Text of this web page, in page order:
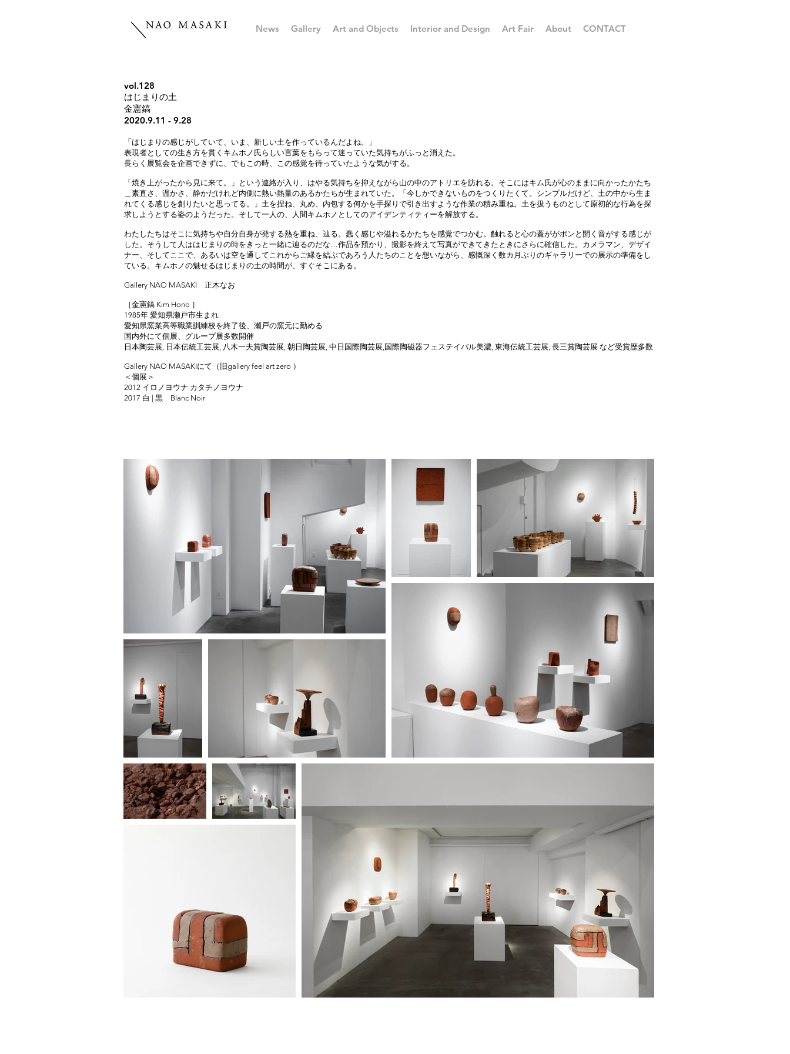
News Gallery Art and Objects Interior and Design Art Fair About CONTACT
vol.128
はじまりの土
金憲鎬
2020.9.11 - 9.28
「はじまりの感じがしていて、いま、新しい土を作っているんだよね。」
表現者としての生き方を貫くキムホノ氏らしい言葉をもらって迷っていた気持ちがふっと消えた。
長らく展覧会を企画できずに、でもこの時、この感覚を待っていたような気がする。
「焼き上がったから見に来て。」という連絡が入り、はやる気持ちを抑えながら山の中のアトリエを訪れる。そこにはキム氏が心のままに向かったかたち
＿素直さ、温かさ、静かだけれど内側に熱い熱量のあるかたちが生まれていた。「今しかできないものをつくりたくて。シンプルだけど、土の中から生ま
れてくる感じを創りたいと思ってる。」土を捏ね、丸め、内包する何かを手探りで引き出すような作業の積み重ね。土を扱うものとして原初的な行為を探
求しようとする姿のようだった。そして一人の、人間キムホノとしてのアイデンティティーを解放する。
わたしたちはそこに気持ちや自分自身が発する熱を重ね、辿る。蠢く感じや溢れるかたちを感覚でつかむ。触れると心の蓋ががポンと開く音がする感じが
した。そうして人ははじまりの時をきっと一緒に辿るのだな…作品を預かり、撮影を終えて写真ができてきたときにさらに確信した。カメラマン、デザイ
ナー、そしてここで、あるいは空を通してこれからご縁を結ぶであろう人たちのことを想いながら、感慨深く数カ月ぶりのギャラリーでの展示の準備をし
ている。キムホノの魅せるはじまりの土の時間が、すぐそこにある。
Gallery NAO MASAKI 正木なお
［金憲鎬 Kim Hono ］
1985年 愛知県瀬戸市生まれ
愛知県窯業高等職業訓練校を終了後、瀬戸の窯元に勤める
国内外にて個展、グループ展多数開催
日本陶芸展, 日本伝統工芸展, 八木一夫賞陶芸展, 朝日陶芸展, 中日国際陶芸展,国際陶磁器フェステイバル美濃, 東海伝統工芸展, 長三賞陶芸展 など受賞歴多数
Gallery NAO MASAKIにて（旧gallery feel art zero ）
＜個展＞
2012 イロノヨウナ カタチノヨウナ
2017 白 | 黒 Blanc Noir